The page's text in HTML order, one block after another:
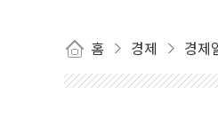
홈 경제 경제